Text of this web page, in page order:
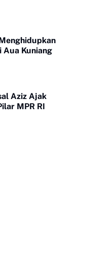
Aua Kuniang
Aziz Ajak
MPR RI